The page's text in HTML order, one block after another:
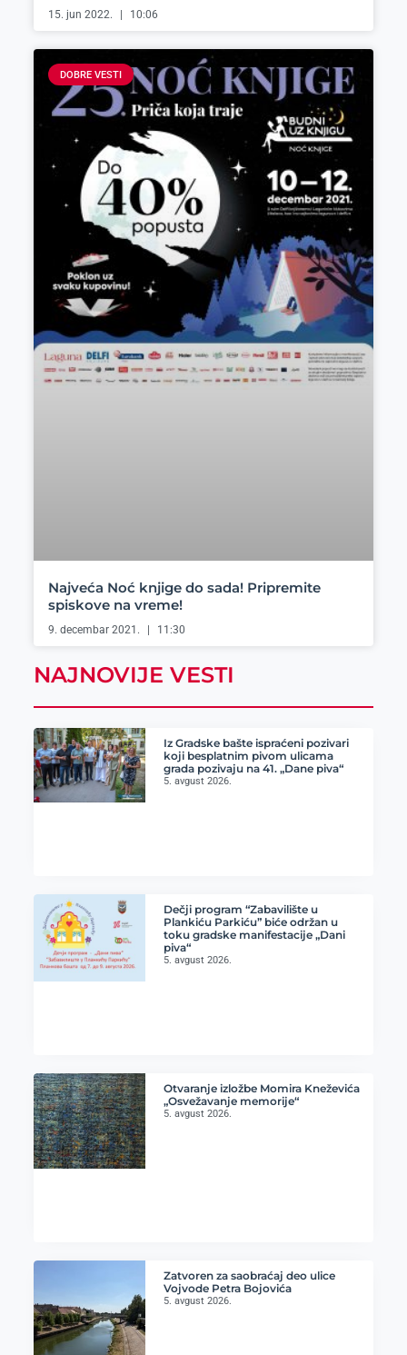
15. jun 2022. 10:06
DOBRE VESTI
Najveća Noć knjige do sada! Pripremite
spiskove na vreme!
9. decembar 2021. 11:30
NAJNOVIJE VESTI
Iz Gradske bašte ispraćeni pozivari
koji besplatnim pivom ulicama
grada pozivaju na 41. „Dane piva“
5. avgust 2026.
Dečji program “Zabavilište u
Plankiću Parkiću” biće održan u
toku gradske manifestacije „Dani
piva“
5. avgust 2026.
Otvaranje izložbe Momira Kneževića
„Osvežavanje memorije“
5. avgust 2026.
Zatvoren za saobraćaj deo ulice
Vojvode Petra Bojovića
5. avgust 2026.